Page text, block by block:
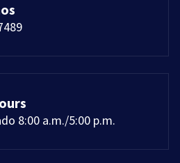
8:00 a.m./5:00 p.m.